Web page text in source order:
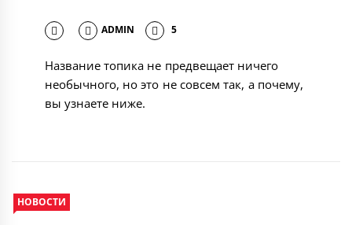
ADMIN 5
Название топика не предвещает ничего
необычного, но это не совсем так, а почему,
вы узнаете ниже.
НОВОСТИ